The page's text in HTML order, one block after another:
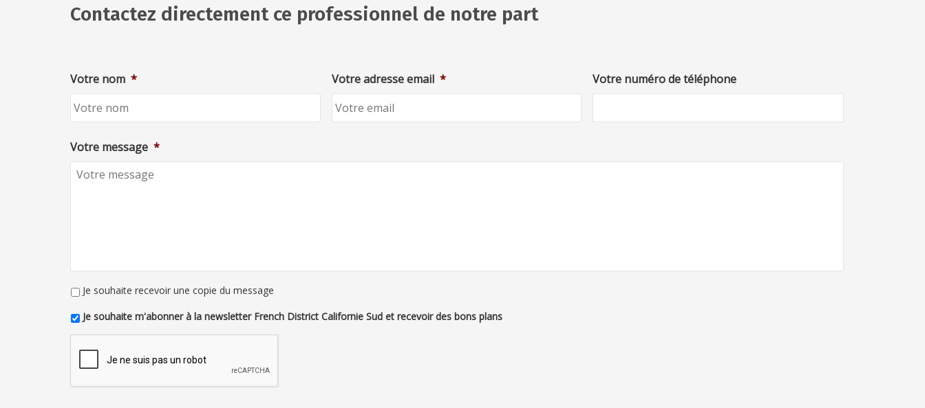
Contactez directement ce professionnel de notre part
Votre nom * Votre adresse email * Votre numéro de téléphone
Votre message *
Je souhaite recevoir une copie du message
Je souhaite m'abonner à la newsletter French District Californie Sud et recevoir des bons plans